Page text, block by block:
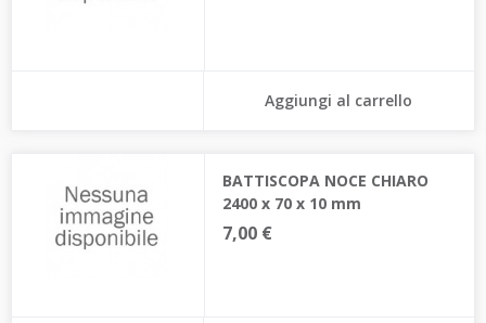
Aggiungi al carrello
BATTISCOPA NOCE CHIARO
2400 x 70 x 10 mm
7,00 €